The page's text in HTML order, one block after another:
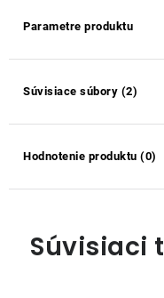
Parametre produktu
Súvisiace súbory (2)
Hodnotenie produktu (0)
Súvisiaci